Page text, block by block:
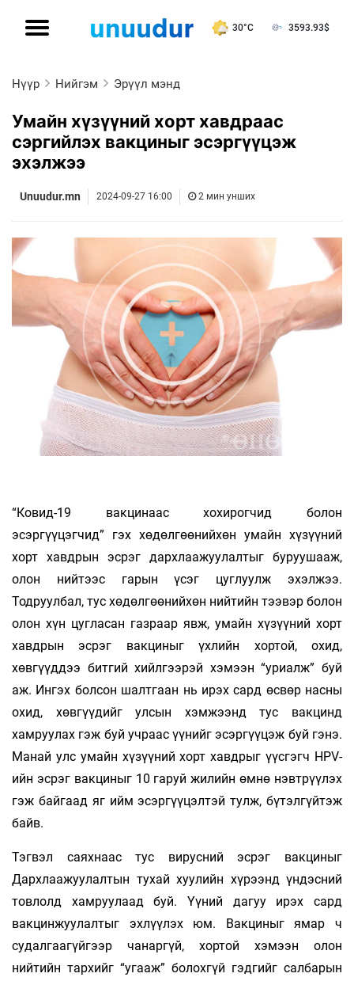
30°C 3593.93$
Нүүр Нийгэм Эрүүл мэнд
Умайн хүзүүний хорт хавдраас
сэргийлэх вакциныг эсэргүүцэж
эхэлжээ
Unuudur.mn 2024-09-27 16:00 2 мин унших
“Ковид-19 вакцинаас хохирогчид болон
эсэргүүцэгчид” гэх хөдөлгөөнийхөн умайн хүзүүний
хорт хавдрын эсрэг дархлаажуулалтыг буруушааж,
олон нийтээс гарын үсэг цуглуулж эхэлжээ.
Тодруулбал, тус хөдөлгөөнийхөн нийтийн тээвэр болон
олон хүн цугласан газраар явж, умайн хүзүүний хорт
хавдрын эсрэг вакциныг үхлийн хортой, охид,
хөвгүүддээ битгий хийлгээрэй хэмээн “уриалж” буй
аж. Ингэх болсон шалтгаан нь ирэх сард өсвөр насны
охид, хөвгүүдийг улсын хэмжээнд тус вакцинд
хамруулах гэж буй учраас үүнийг эсэргүүцэж буй гэнэ.
Манай улс умайн хүзүүний хорт хавдрыг үүсгэгч HPV-
ийн эсрэг вакциныг 10 гаруй жилийн өмнө нэвтрүүлэх
гэж байгаад яг ийм эсэргүүцэлтэй тулж, бүтэлгүйтэж
байв.
Тэгвэл саяхнаас тус вирусний эсрэг вакциныг
Дархлаажуулалтын тухай хуулийн хүрээнд үндэсний
товлолд хамруулаад буй. Үүний дагуу ирэх сард
вакцинжуулалтыг эхлүүлэх юм. Вакциныг ямар ч
судалгаагүйгээр чанаргүй, хортой хэмээн олон
нийтийн тархийг “угааж” болохгүй гэдгийг салбарын